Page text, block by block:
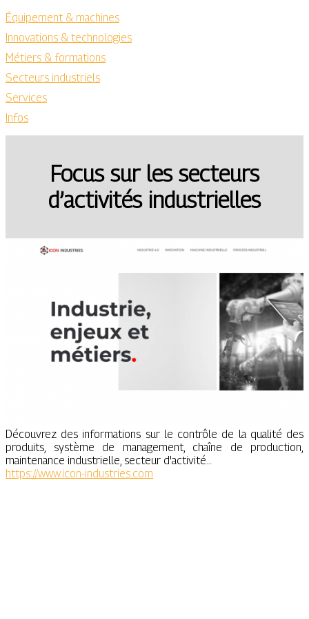
Équipement & machines
Innovations & technologies
Métiers & formations
Secteurs industriels
Services
Infos
Focus sur les secteurs
d’activités industrielles
Découvrez des informations sur le contrôle de la qualité des
produits, système de management, chaîne de production,
maintenance industrielle, secteur d'activité…
https://www.icon-industries.com